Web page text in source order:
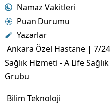
Namaz Vakitleri
Puan Durumu
Yazarlar
Ankara Özel Hastane | 7/24
Sağlık Hizmeti - A Life Sağlık
Grubu
Bilim Teknoloji